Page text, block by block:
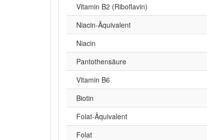
Vitamin B2 (Riboflavin)
Niacin-Äquivalent
Niacin
Pantothensäure
Vitamin B6
Biotin
Folat-Äquivalent
Folat